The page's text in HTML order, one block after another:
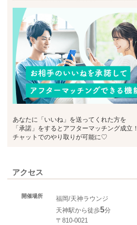
あなたに「いいね」を送ってくれた方を
「承諾」をするとアフターマッチング成立！
チャットでのやり取りが可能に♡
アクセス
開催場所
福岡/天神ラウンジ
天神駅から徒歩5分
〒810-0021